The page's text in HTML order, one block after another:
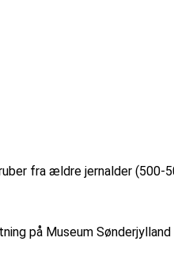
fra ældre jernalder (500-
på Museum